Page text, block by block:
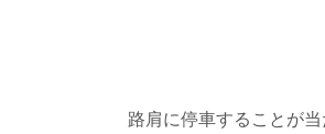
路肩に停車することが